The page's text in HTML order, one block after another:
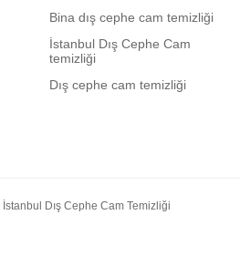
Bina dış cephe cam temizliği
İstanbul Dış Cephe Cam
temizliği
Dış cephe cam temizliği
İstanbul Dış Cephe Cam Temizliği